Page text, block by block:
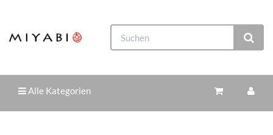
Alle Kategorien